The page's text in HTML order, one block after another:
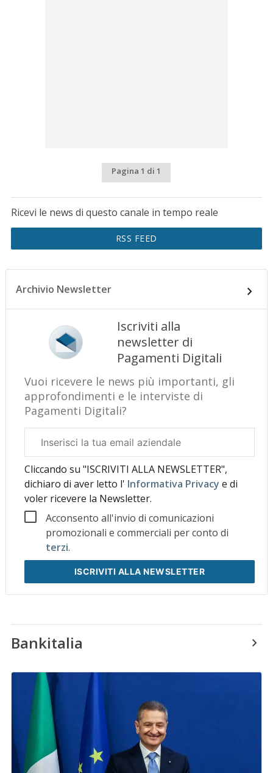
Pagina 1 di 1
Ricevi le news di questo canale in tempo reale
RSS FEED
Archivio Newsletter
Iscriviti alla
newsletter di
Pagamenti Digitali
Vuoi ricevere le news più importanti, gli
approfondimenti e le interviste di
Pagamenti Digitali?
aziendale
Cliccando su "ISCRIVITI ALLA NEWSLETTER",
dichiaro di aver letto l' Informativa Privacye di
voler ricevere la Newsletter.
Acconsento all'invio di comunicazioni
promozionali e commerciali per conto di
terzi.
ISCRIVITI ALLA NEWSLETTER
Bankitalia